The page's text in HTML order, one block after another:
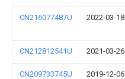
CN216077487U 2022-03-18
CN212812541U 2021-03-26
CN209733745U 2019-12-06